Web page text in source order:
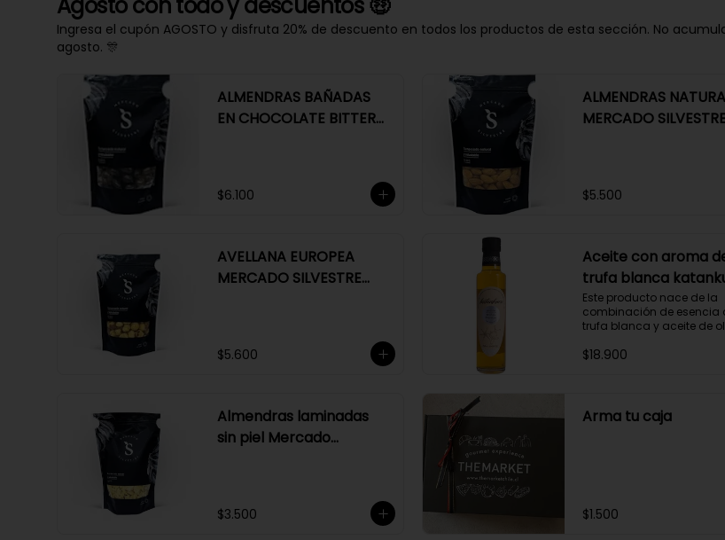
Ingresa el cupón AGOSTO y disfruta 20% de descuento en todos los productos de esta sección. No
agosto. 🎊
ALMENDRAS BAÑADAS
EN CHOCOLATE BITTER
$6.100
ALMENDRAS
MERCADO SILVESTRE
$5.500
AVELLANA EUROPEA
MERCADO SILVESTRE
$5.600
Aceite con aroma
trufa blanca
250 ml
Este producto nace de la
combinación de esencia
trufa blanca y aceite de
$18.900
Almendras laminadas
sin piel Mercado
$3.500
Arma tu caja
$1.500